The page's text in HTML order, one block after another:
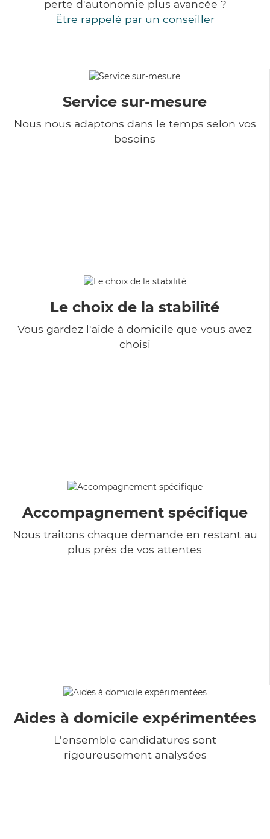
perte d'autonomie plus avancée ?
Être rappelé par un conseiller
Service sur-mesure
Nous nous adaptons dans le temps selon vos
besoins
Le choix de la stabilité
Vous gardez l'aide à domicile que vous avez
choisi
Accompagnement spécifique
Nous traitons chaque demande en restant au
plus près de vos attentes
Aides à domicile expérimentées
L'ensemble candidatures sont
rigoureusement analysées